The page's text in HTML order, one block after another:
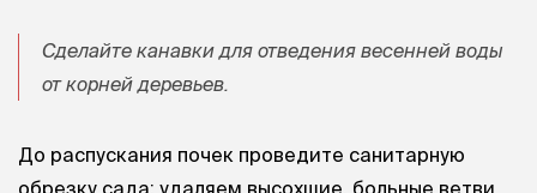
Сделайте канавки для отведения весенней воды
от корней деревьев.
До распускания почек проведите санитарную
обрезку сада: удаляем высохшие, больные ветви